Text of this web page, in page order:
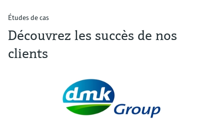
Études de cas
Découvrez les succès de nos
clients